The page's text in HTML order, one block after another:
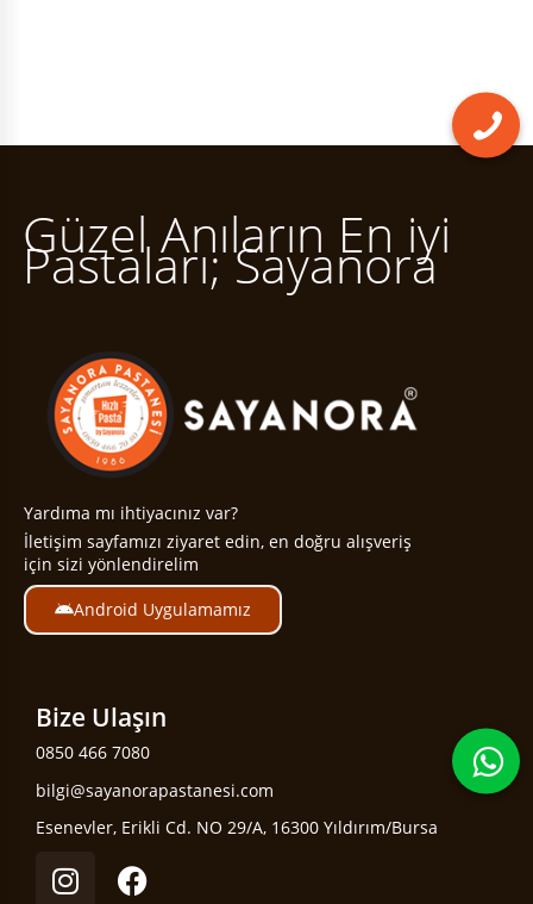
Güzel Anıların En iyi
Pastaları; Sayanora
Yardıma mı ihtiyacınız var?
İletişim sayfamızı ziyaret edin, en doğru alışveriş
için sizi yönlendirelim
Android Uygulamamız
Bize Ulaşın
0850 466 7080
bilgi@sayanorapastanesi.com
Esenevler, Erikli Cd. NO 29/A, 16300 Yıldırım/Bursa